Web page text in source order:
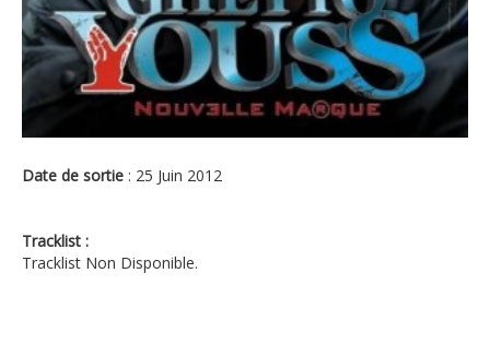
Date de sortie : 25 Juin 2012
Tracklist :
Tracklist Non Disponible.